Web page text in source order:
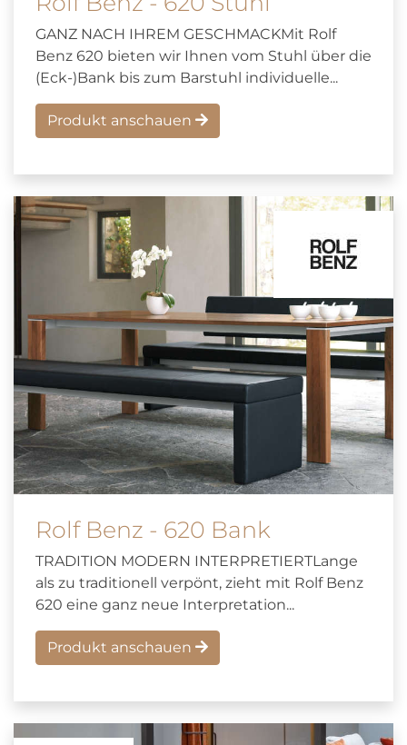
GANZ NACH IHREM GESCHMACKMit Rolf
Benz 620 bieten wir Ihnen vom Stuhl über die
(Eck-)Bank bis zum Barstuhl individuelle...
Produkt anschauen
Rolf Benz - 620 Bank
TRADITION MODERN INTERPRETIERTLange
als zu traditionell verpönt, zieht mit Rolf Benz
620 eine ganz neue Interpretation...
Produkt anschauen